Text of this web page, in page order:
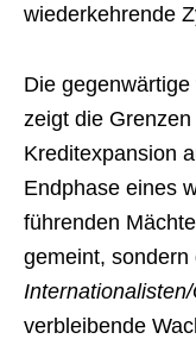
wiederkehrende
Die
zeigt die
Kreditexpansion
Endphase eines
führenden
gemeint, sondern
verbleibende